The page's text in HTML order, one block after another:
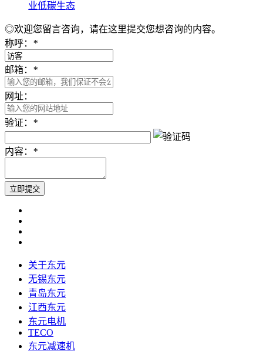
业低碳生态
◎欢迎您留言咨询，请在这里提交您想咨询的内容。
称呼： *
邮箱： *
网址：
验证： *
内容： *
关于东元
无锡东元
青岛东元
江西东元
东元电机
TECO
东元减速机